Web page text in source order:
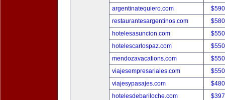
argentinatequiero.com
restaurantesargentinos.com
hotelesasuncion.com
hotelescarlospaz.com
mendozavacations.com
viajesempresariales.com
viajesypasajes.com
hotelesdebariloche.com